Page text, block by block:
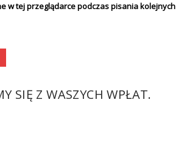
w tej przeglądarce podczas pisania kolejnych
SIĘ Z WASZYCH WPŁAT.